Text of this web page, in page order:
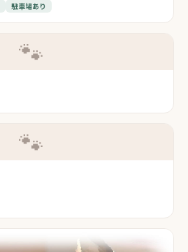
駐車場あり
🐾
🐾